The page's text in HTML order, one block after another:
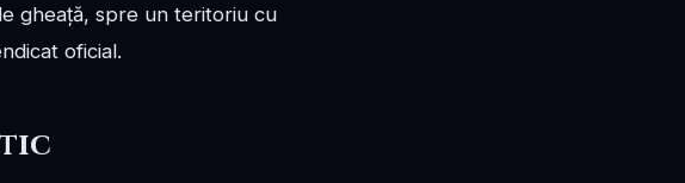
gheață, spre un teritoriu cu
oficial.